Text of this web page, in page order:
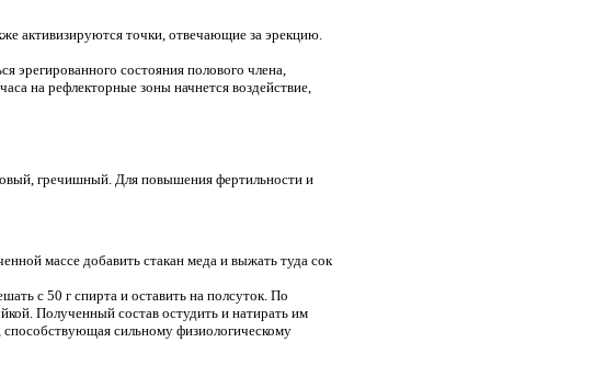
активизируются точки, отвечающие за эрекцию.
состояния полового члена,
на рефлекторные зоны начнется воздействие,
гречишный. Для повышения фертильности и
массе добавить стакан меда и выжать туда сок
с 50 г спирта и оставить на полсуток. По
Полученный состав остудить и натирать им
способствующая сильному физиологическому